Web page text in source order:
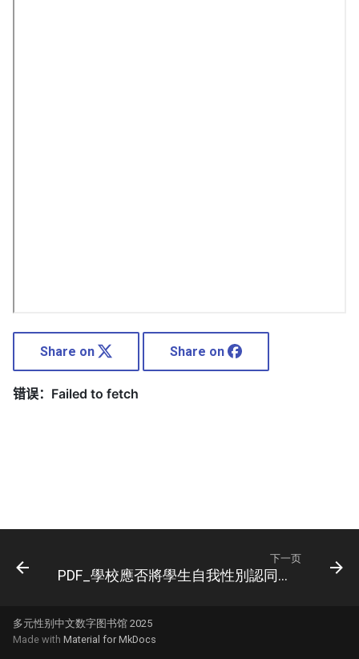
Share on Share on
下一页
PDF_學校應否將學生自我性別認同對家長保密
多元性别中文数字图书馆 2025
Made with Material for MkDocs